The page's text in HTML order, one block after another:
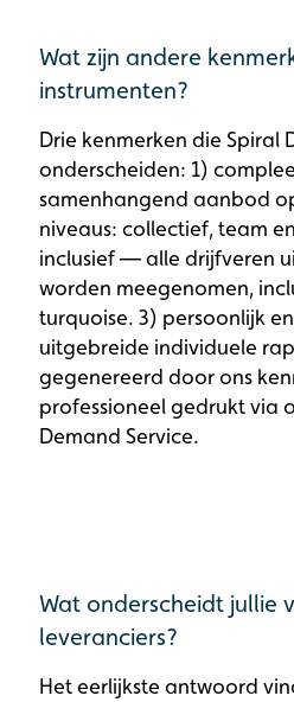
Wat zijn andere
instrumenten?
Drie kenmerken die Spiral
onderscheiden: 1)
samenhangend aanbod
niveaus: collectief, team
inclusief — alle drijfveren
worden meegenomen,
turquoise. 3) persoonlijk
uitgebreide individuele
gegenereerd door ons
professioneel gedrukt via
Demand Service.
Wat onderscheidt jullie
leveranciers?
Het eerlijkste antwoord